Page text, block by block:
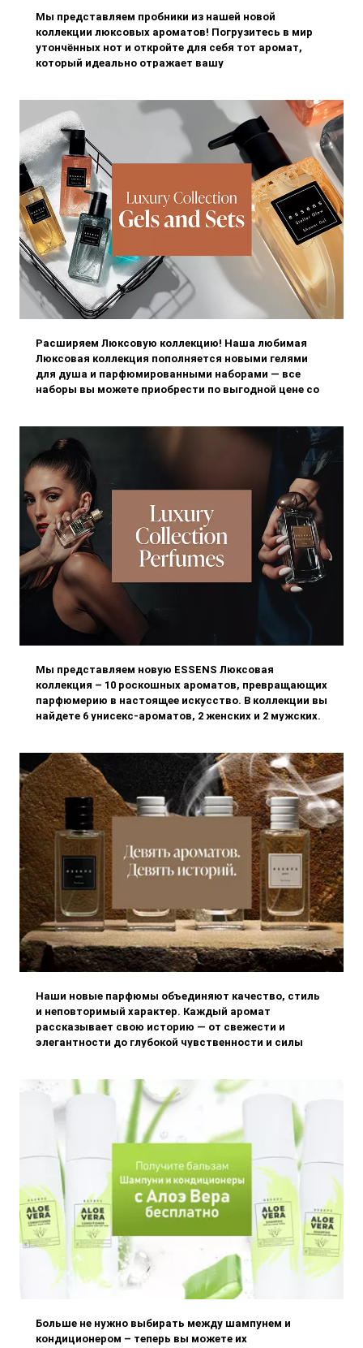
Мы представляем пробники из нашей новой
коллекции люксовых ароматов! Погрузитесь в мир
утончённых нот и откройте для себя тот аромат,
который идеально отражает вашу
Расширяем Люксовую коллекцию! Наша любимая
Люксовая коллекция пополняется новыми гелями
для душа и парфюмированными наборами — все
наборы вы можете приобрести по выгодной цене со
Мы представляем новую ESSENS Люксовая
коллекция – 10 роскошных ароматов, превращающих
парфюмерию в настоящее искусство. В коллекции вы
найдете 6 унисекс-ароматов, 2 женских и 2 мужских.
Наши новые парфюмы объединяют качество, стиль
и неповторимый характер. Каждый аромат
рассказывает свою историю — от свежести и
элегантности до глубокой чувственности и силы
Больше не нужно выбирать между шампунем и
кондиционером – теперь вы можете их